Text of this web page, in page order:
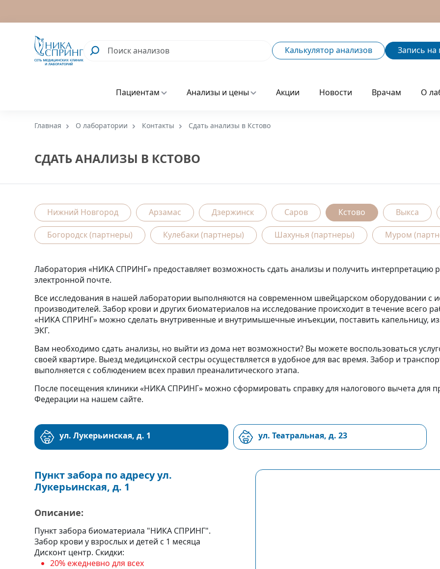
Калькулятор анализов Запись на
Пациентам Анализы и цены Акции Новости Врачам О
Главная О лаборатории Контакты Сдать анализы в Кстово
СДАТЬ АНАЛИЗЫ В КСТОВО
Нижний Новгород Арзамас Дзержинск Саров Кстово Выкса
Богородск (партнеры) Кулебаки (партнеры) Шахунья (партнеры) Муром
Лаборатория «НИКА СПРИНГ» предоставляет возможность сдать анализы и получить интерпретацию
электронной почте.
Все исследования в нашей лаборатории выполняются на современном швейцарском оборудовании с
производителей. Забор крови и других биоматериалов на исследование происходит в течение всего
«НИКА СПРИНГ» можно сделать внутривенные и внутримышечные инъекции, поставить капельницу,
ЭКГ.
Вам необходимо сдать анализы, но выйти из дома нет возможности? Вы можете воспользоваться
своей квартире. Выезд медицинской сестры осуществляется в удобное для вас время. Забор и
выполняется с соблюдением всех правил преаналитического этапа.
После посещения клиники «НИКА СПРИНГ» можно сформировать справку для налогового вычета для
Федерации на нашем сайте.
ул. Лукерьинская, д. 1 ул. Театральная, д. 23
Пункт забора по адресу ул.
Лукерьинская, д. 1
Описание:
Пункт забора биоматериала "НИКА СПРИНГ".
Забор крови у взрослых и детей с 1 месяца
Дисконт центр. Скидки:
20% ежедневно для всех